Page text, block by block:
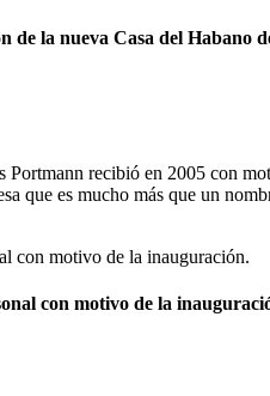
la nueva Casa del Habano
Portmann recibió en 2005 con
que es mucho más que un
con motivo de la